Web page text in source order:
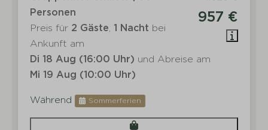
957 €
Personen
Preis für 2 Gäste, 1 Nacht bei
Ankunft am
Di 18 Aug (16:00 Uhr) und Abreise am
Mi 19 Aug (10:00 Uhr)
Während Sommerferien